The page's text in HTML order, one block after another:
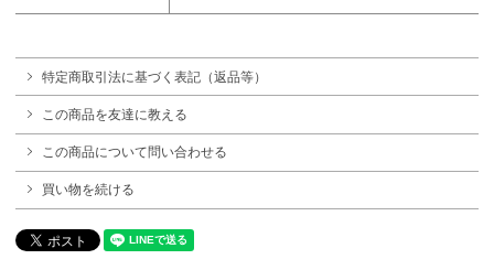
特定商取引法に基づく表記（返品等）
この商品を友達に教える
この商品について問い合わせる
買い物を続ける